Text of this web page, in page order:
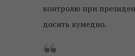
контролю при
досить кумедно.